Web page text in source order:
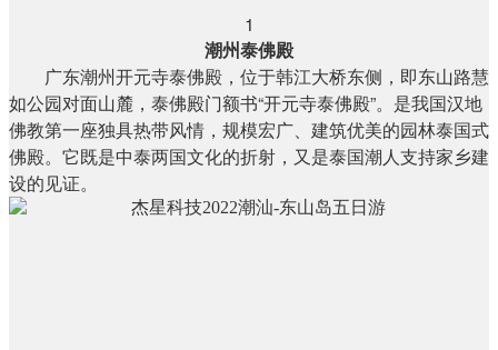
1
潮州泰佛殿
广东潮州开元寺泰佛殿，位于韩江大桥东侧，即东山路慧
如公园对面山麓，泰佛殿门额书“开元寺泰佛殿”。是我国汉地
佛教第一座独具热带风情，规模宏广、建筑优美的园林泰国式
佛殿。它既是中泰两国文化的折射，又是泰国潮人支持家乡建
设的见证。